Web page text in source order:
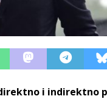
i indirektno